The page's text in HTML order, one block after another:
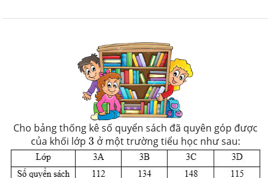
Cho bảng thống kê số quyển sách đã quyên góp được
của khối lớp 3
3 ở một trường tiểu học như sau: